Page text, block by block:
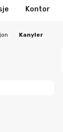
Kontor
Kanyler